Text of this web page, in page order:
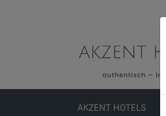
AKZENT HOTELS